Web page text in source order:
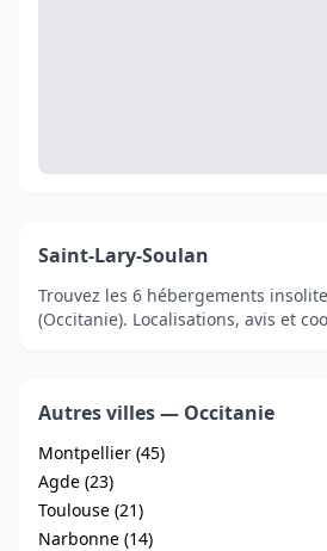
Saint-Lary-Soulan
Trouvez les 6 hébergements
(Occitanie). Localisations, avis et
Autres villes — Occitanie
Montpellier (45)
Agde (23)
Toulouse (21)
Narbonne (14)